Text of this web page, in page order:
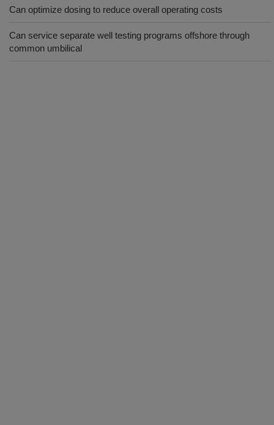
Can optimize dosing to reduce overall operating costs
Can service separate well testing programs offshore through
common umbilical